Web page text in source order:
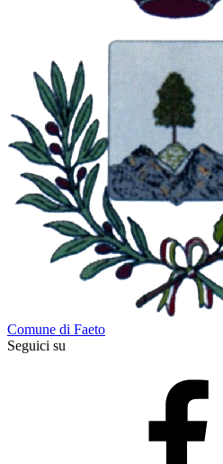
Comune di Faeto
Seguici su